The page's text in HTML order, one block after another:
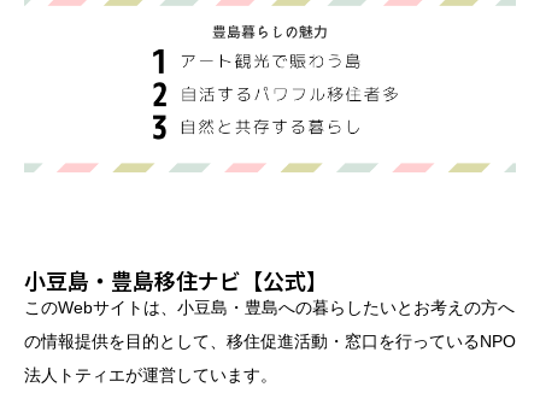
小豆島・豊島移住ナビ【公式】
このWebサイトは、小豆島・豊島への暮らしたいとお考えの方へ
の情報提供を目的として、移住促進活動・窓口を行っているNPO
法人トティエが運営しています。